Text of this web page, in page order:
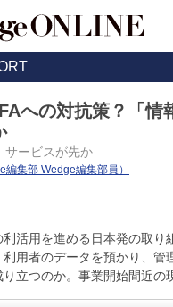
への対抗策？「情
サービスが先か
編集部 Wedge編集部員）
利活用を進める日本発の取り
用者のデータを預かり、管
立つのか。事業開始間近の